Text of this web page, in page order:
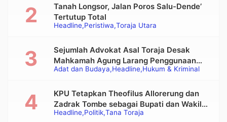
Headline Peristiwa Toraja Utara
Tanah Longsor, Jalan Poros Salu-Dende’
Tertutup Total
Adat dan Budaya Headline Hukum & Kriminal
Sejumlah Advokat Asal Toraja Desak
Mahkamah Agung Larang Penggunaan
Alat Berat pada Eksekusi Rumah Adat
Headline Politik Tana Toraja
KPU Tetapkan Theofilus Allorerung dan
Zadrak Tombe sebagai Bupati dan Wakil
Bupati Tana Toraja Terpilih